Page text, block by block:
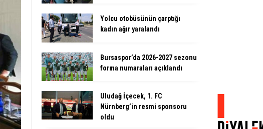
Yolcu otobüsünün çarptığı
kadın ağır yaralandı
Bursaspor’da 2026-2027 sezonu
forma numaraları açıklandı
Uludağ İçecek, 1. FC
Nürnberg’in resmi sponsoru
oldu